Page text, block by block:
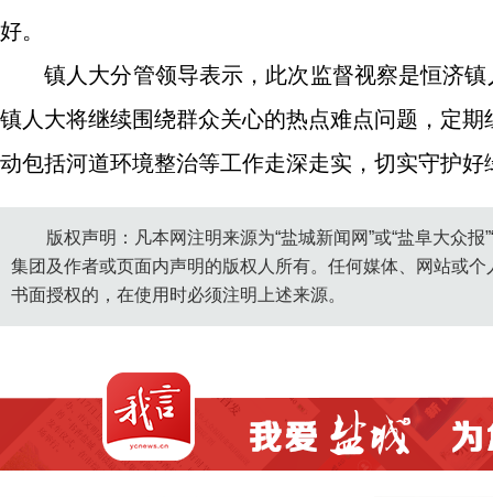
好。
镇人大分管领导表示，此次监督视察是恒济
镇人大将继续围绕群众关心的热点难点问题，定
动包括河道环境整治等工作走深走实，切实守护
版权声明：凡本网注明来源为“盐城新闻网”或“盐阜大众
集团及作者或页面内声明的版权人所有。任何媒体、网站或
书面授权的，在使用时必须注明上述来源。